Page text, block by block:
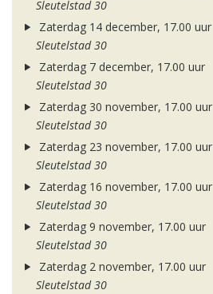
Sleutelstad 30
Zaterdag 14 december, 17.00 uur
Sleutelstad 30
Zaterdag 7 december, 17.00 uur
Sleutelstad 30
Zaterdag 30 november, 17.00 uur
Sleutelstad 30
Zaterdag 23 november, 17.00 uur
Sleutelstad 30
Zaterdag 16 november, 17.00 uur
Sleutelstad 30
Zaterdag 9 november, 17.00 uur
Sleutelstad 30
Zaterdag 2 november, 17.00 uur
Sleutelstad 30